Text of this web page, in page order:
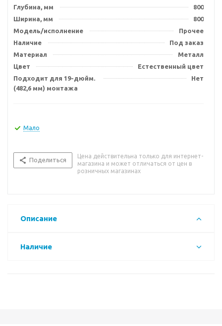
Глубина, мм
800
Ширина, мм
800
Модель/исполнение
Прочее
Наличие
Под заказ
Материал
Металл
Цвет
Естественный цвет
Подходит для 19-дюйм.
(482,6 мм) монтажа
Нет
Мало
Поделиться
Цена действительна только для интернет-
магазина и может отличаться от цен в
розничных магазинах
Описание
Наличие